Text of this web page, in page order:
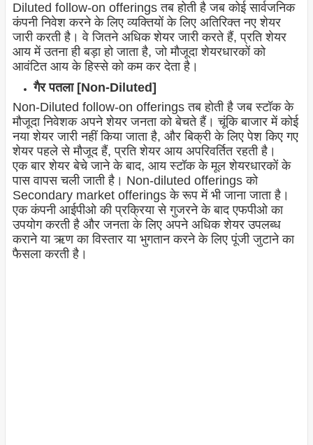
Diluted follow-on offerings तब होती है जब कोई सार्वजनिक
कंपनी निवेश करने के लिए व्यक्तियों के लिए अतिरिक्त नए शेयर
जारी करती है। वे जितने अधिक शेयर जारी करते हैं, प्रति शेयर
आय में उतना ही बड़ा हो जाता है, जो मौजूदा शेयरधारकों को
आवंटित आय के हिस्से को कम कर देता है।
गैर पतला [Non-Diluted]
Non-Diluted follow-on offerings तब होती है जब स्टॉक के
मौजूदा निवेशक अपने शेयर जनता को बेचते हैं। चूंकि बाजार में कोई
नया शेयर जारी नहीं किया जाता है, और बिक्री के लिए पेश किए गए
शेयर पहले से मौजूद हैं, प्रति शेयर आय अपरिवर्तित रहती है।
एक बार शेयर बेचे जाने के बाद, आय स्टॉक के मूल शेयरधारकों के
पास वापस चली जाती है। Non-diluted offerings को
Secondary market offerings के रूप में भी जाना जाता है।
एक कंपनी आईपीओ की प्रक्रिया से गुजरने के बाद एफपीओ का
उपयोग करती है और जनता के लिए अपने अधिक शेयर उपलब्ध
कराने या ऋण का विस्तार या भुगतान करने के लिए पूंजी जुटाने का
फैसला करती है।